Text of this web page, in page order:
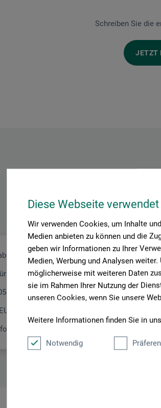
Diese Webseite
Wir verwenden Cookies, um Inhalte
Medien anbieten zu können und die
geben wir Informationen zu Ihrer
Medien, Werbung und Analysen
möglicherweise mit weiteren Daten
sie im Rahmen Ihrer Nutzung der
unseren Cookies, wenn Sie unsere
Weitere Informationen finden Sie in
Notwendig
Schreiben Sie die
JETZT
Hier finden Sie die
Castell AG
Str. 2
Stein
castell.de